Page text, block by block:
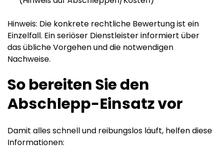
Hinweis: Die konkrete rechtliche Bewertung ist ein
Einzelfall. Ein seriöser Dienstleister informiert über
das übliche Vorgehen und die notwendigen
Nachweise.
So bereiten Sie den
Abschlepp-Einsatz vor
Damit alles schnell und reibungslos läuft, helfen diese
Informationen: